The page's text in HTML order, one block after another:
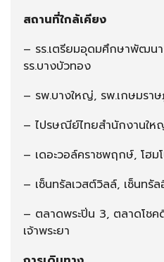
สถานที่ใกล้เคียง
– รร.เตรียมอุดมศึกษาพัฒนา
รร.บางบัวทอง
– รพ.บางใหญ่, รพ.เกษมราษ
– ไปรษณีย์ไทยสำนักงานให
– เดอะวอล์คราชพฤกษ์, โฮม
– เซ็นทรัลเวสต์วิลล์, เซ็นทรั
– ตลาดพระปิ่น 3, ตลาดโช
เจ้าพระยา